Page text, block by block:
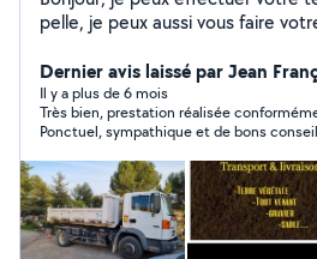
pelle, je peux aussi vous faire
Dernier avis laissé par Jean
Il y a plus de 6 mois
Très bien, prestation réalisée
Ponctuel, sympathique et de bons